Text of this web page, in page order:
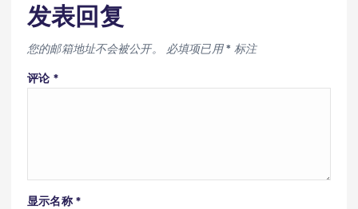
发表回复
您的邮箱地址不会被公开。 必填项已用* 标注
评论 *
显示名称 *